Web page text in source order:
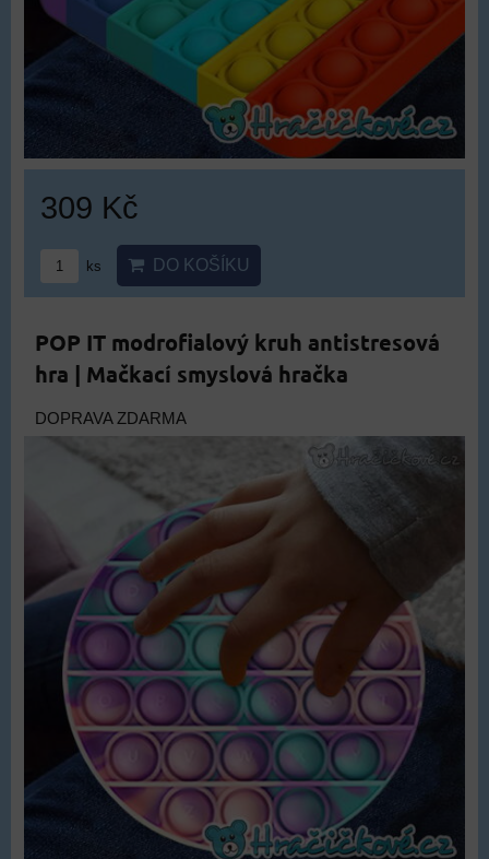
309 Kč
ks DO KOŠÍKU
POP IT modrofialový kruh antistresová
hra | Mačkací smyslová hračka
DOPRAVA ZDARMA